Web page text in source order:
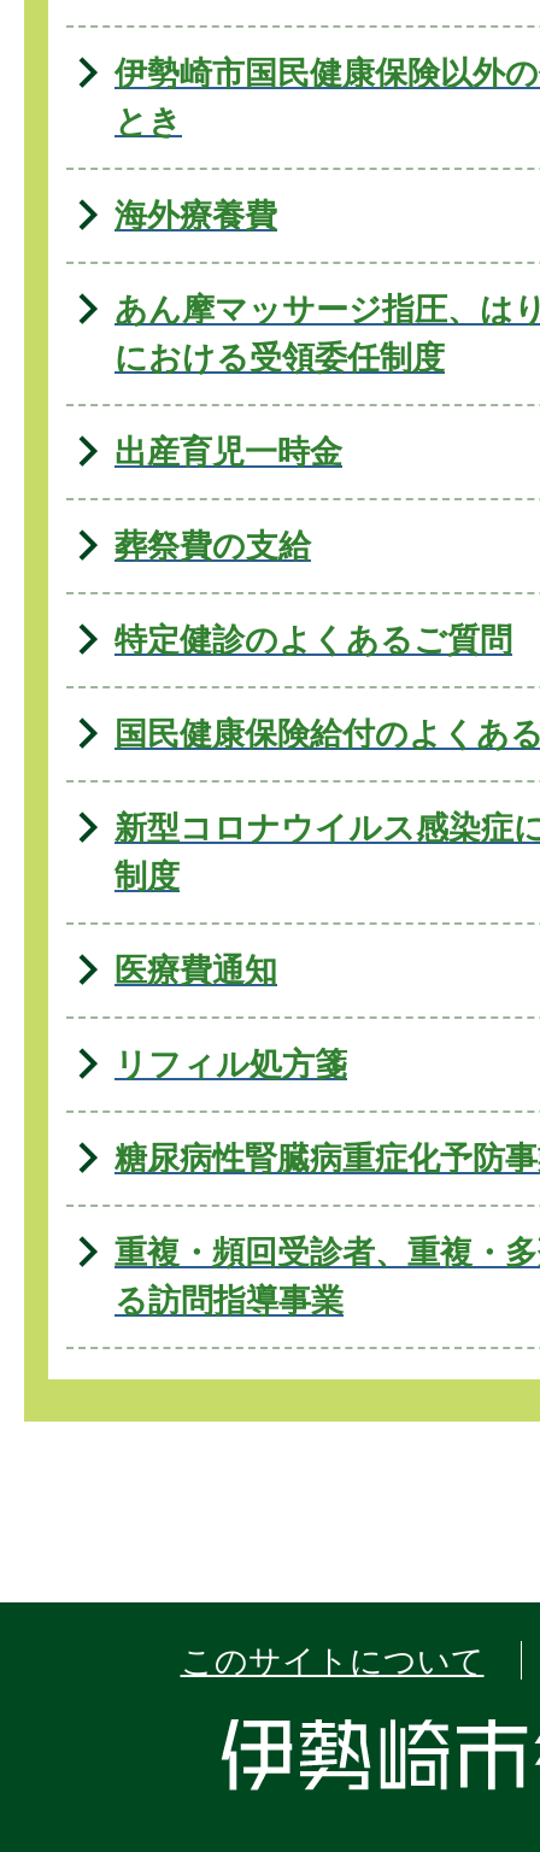
伊勢崎市国民健康保険以外
とき
海外療養費
あん摩マッサージ指圧、は
における受領委任制度
出産育児一時金
葬祭費の支給
特定健診のよくあるご質問
国民健康保険給付のよくあ
新型コロナウイルス感染症
制度
医療費通知
リフィル処方箋
糖尿病性腎臓病重症化予防
重複・頻回受診者、重複・
る訪問指導事業
このサイトについて